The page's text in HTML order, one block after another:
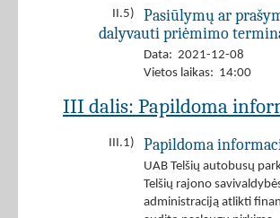
II.5)
Pasiūlymų ar
dalyvauti priėmimo
Data: 2021-12-08
Vietos laikas: 14:00
III dalis: Papildoma
III.1) Papildoma
UAB Telšių autobusų
Telšių rajono
administraciją atlikti